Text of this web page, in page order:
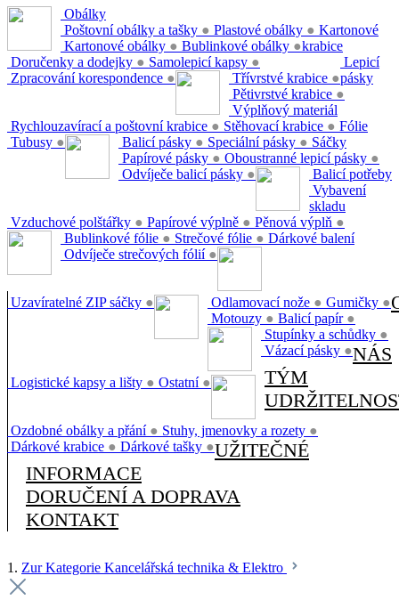
Obálky
Poštovní obálky a tašky ● Plastové obálky ●
Kartonové obálky ● Bublinkové obálky ●
Doručenky a dodejky ● Samolepicí kapsy ●
Zpracování korespondence ●
Kartonové
krabice
Třívrstvé krabice ●
Pětivrstvé krabice ●
Rychlouzavírací a poštovní krabice ● Stěhovací krabice ●
Tubusy ●
Lepicí
pásky
Balicí pásky ● Speciální pásky ●
Papírové pásky ● Oboustranné lepicí pásky ●
Odvíječe balicí pásky ●
Výplňový materiál
Vzduchové polštářky ● Papírové výplně ● Pěnová výplň ●
Fólie
Bublinkové fólie ● Strečové fólie ●
Odvíječe strečových fólií ●
Sáčky
Uzavíratelné ZIP sáčky ●
Balicí potřeby
Odlamovací nože ● Gumičky ●
Motouzy ● Balicí papír ●
Vybavení
skladu
Stupínky a schůdky ●
Vázací pásky ●
Logistické kapsy a lišty ● Ostatní ●
Dárkové balení
Ozdobné obálky a přání ● Stuhy, jmenovky a rozety ●
Dárkové krabice ● Dárkové tašky ●
NÁS
TÝM
UŽITEČNÉ
INFORMACE
DORUČENÍ A DOPRAVA
KONTAKT
1. Zur Kategorie Kancelářská technika & Elektro